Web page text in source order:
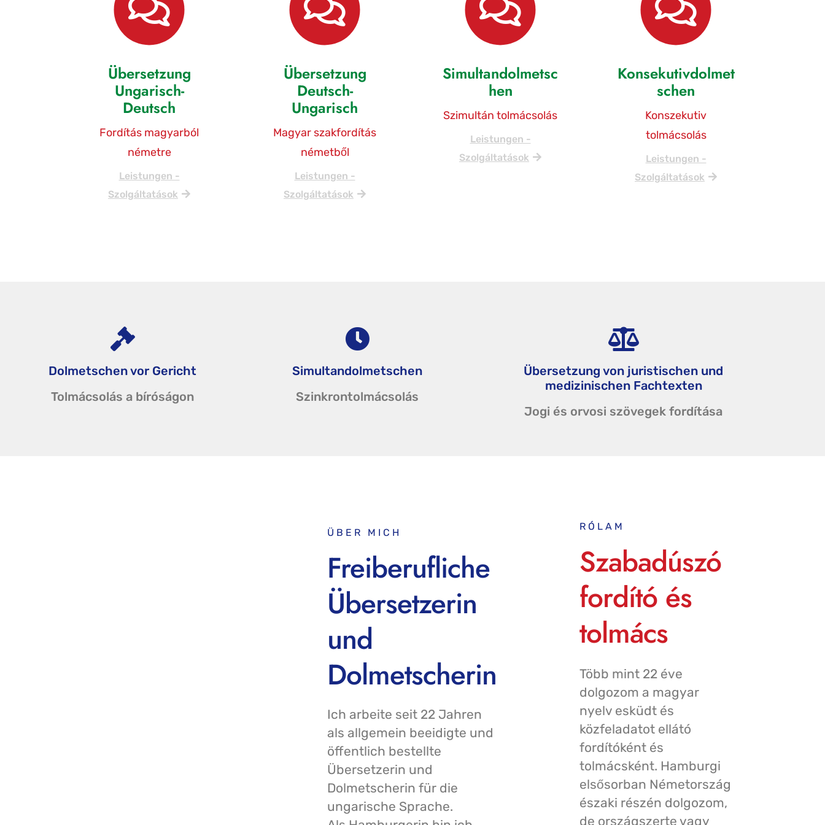
Übersetzung
Ungarisch-
Deutsch
Fordítás magyarból
németre
Leistungen -
Szolgáltatások
Übersetzung
Deutsch-
Ungarisch
Magyar szakfordítás
németből
Leistungen -
Szolgáltatások
Simultandolmetsc
hen
Szimultán tolmácsolás
Leistungen -
Szolgáltatások
Konsekutivdolmet
schen
Konszekutiv
tolmácsolás
Leistungen -
Szolgáltatások
Dolmetschen vor Gericht
Tolmácsolás a bíróságon
Simultandolmetschen
Szinkrontolmácsolás
Übersetzung von juristischen und
medizinischen Fachtexten
Jogi és orvosi szövegek fordítása
ÜBER MICH
Freiberufliche
Übersetzerin
und
Dolmetscherin
Ich arbeite seit 22 Jahren
als allgemein beeidigte und
öffentlich bestellte
Übersetzerin und
Dolmetscherin für die
ungarische Sprache.
RÓLAM
Szabadúszó
fordító és
tolmács
Több mint 22 éve
dolgozom a magyar
nyelv esküdt és
közfeladatot ellátó
fordítóként és
tolmácsként. Hamburgi
elsősorban Németország
északi részén dolgozom,
de országszerte vagy